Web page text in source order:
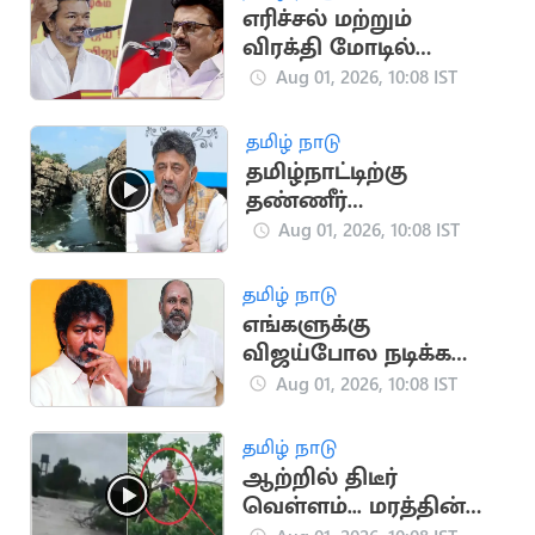
எரிச்சல் மற்றும்
விரக்தி மோடில்
அலறும் திமுக- தவெக
Aug 01, 2026, 10:08 IST
தமிழ் நாடு
தமிழ்நாட்டிற்கு
தண்ணீர்
திறக்கப்படுமா? -
டி.கே.சிவக்குமார்
சூசகம்
Aug 01, 2026, 10:08 IST
தமிழ் நாடு
எங்களுக்கு
விஜய்போல நடிக்க
தெரியவில்லை:
Aug 01, 2026, 10:08 IST
தமிழ் நாடு
ஆற்றில் திடீர்
வெள்ளம்... மரத்தின்